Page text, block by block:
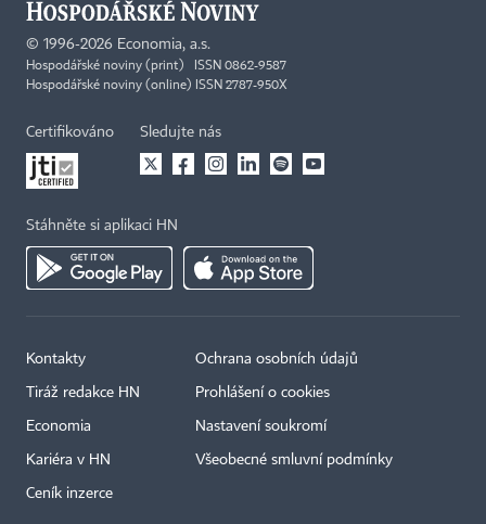
© 1996-2026 Economia, a.s.
Hospodářské noviny (print) ISSN 0862-9587
Hospodářské noviny (online) ISSN 2787-950X
Certifikováno Sledujte nás
Stáhněte si aplikaci HN
Kontakty
Tiráž redakce HN
Economia
Kariéra v HN
Ceník inzerce
Ochrana osobních údajů
Prohlášení o cookies
Nastavení soukromí
Všeobecné smluvní podmínky